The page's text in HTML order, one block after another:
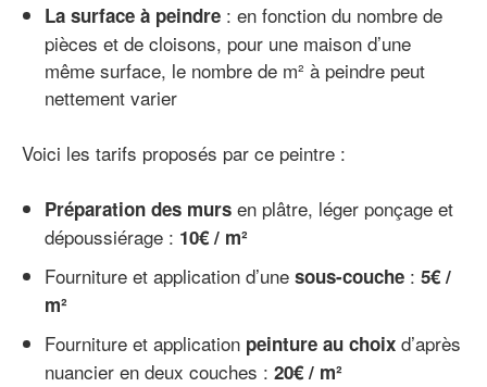
La surface à peindre : en fonction du nombre de
pièces et de cloisons, pour une maison d’une
même surface, le nombre de m² à peindre peut
nettement varier
Voici les tarifs proposés par ce peintre :
Préparation des murs en plâtre, léger ponçage et
dépoussiérage : 10€ / m²
Fourniture et application d’une sous-couche : 5€ /
m²
Fourniture et application peinture au choix d’après
nuancier en deux couches : 20€ / m²